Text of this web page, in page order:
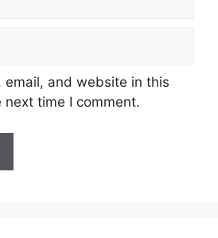
email, and website in this
time I comment.